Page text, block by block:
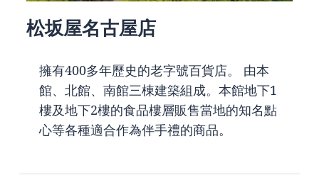
松坂屋名古屋店
擁有400多年歷史的老字號百貨店。 由本
館、北館、南館三棟建築組成。本館地下1
樓及地下2樓的食品樓層販售當地的知名點
心等各種適合作為伴手禮的商品。